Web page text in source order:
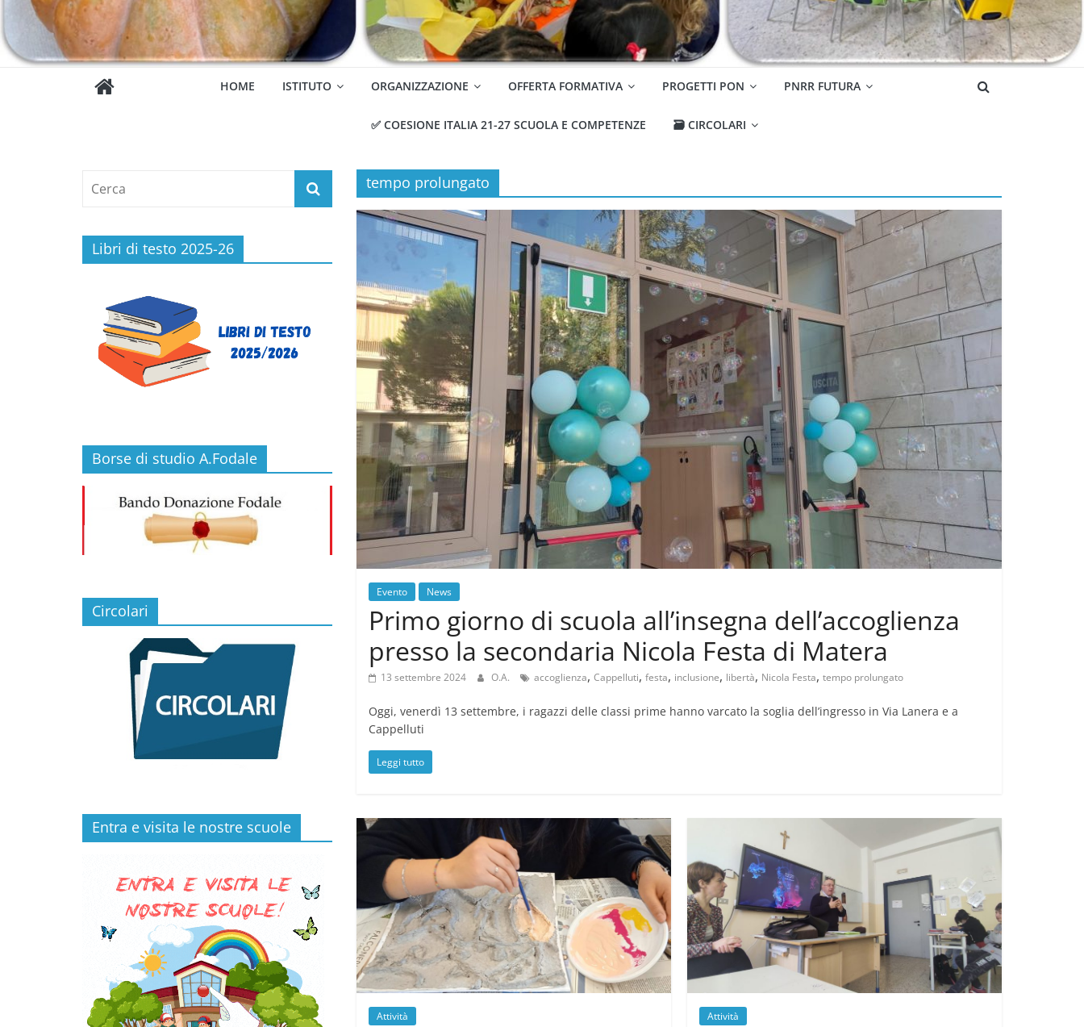
HOME ISTITUTO ORGANIZZAZIONE OFFERTA FORMATIVA PROGETTI PON PNRR FUTURA
✅ COESIONE ITALIA 21-27 SCUOLA E COMPETENZE 🗃️ CIRCOLARI
tempo prolungato
Evento News
Primo giorno di scuola all’insegna dell’accoglienza
presso la secondaria Nicola Festa di Matera
13 settembre 2024 O.A. accoglienza, Cappelluti, festa, inclusione, libertà, Nicola Festa, tempo prolungato
Oggi, venerdì 13 settembre, i ragazzi delle classi prime hanno varcato la soglia dell’ingresso in Via Lanera e a
Cappelluti
Leggi tutto
Attività Attività
Libri di testo 2025-26
Borse di studio A.Fodale
Circolari
Entra e visita le nostre scuole